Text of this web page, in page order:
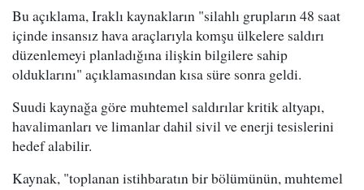
Bu açıklama, Iraklı kaynakların "silahlı grupların 48 saat
içinde insansız hava araçlarıyla komşu ülkelere saldırı
düzenlemeyi planladığına ilişkin bilgilere sahip
olduklarını" açıklamasından kısa süre sonra geldi.
Suudi kaynağa göre muhtemel saldırılar kritik altyapı,
havalimanları ve limanlar dahil sivil ve enerji tesislerini
hedef alabilir.
Kaynak, "toplanan istihbaratın bir bölümünün, muhtemel